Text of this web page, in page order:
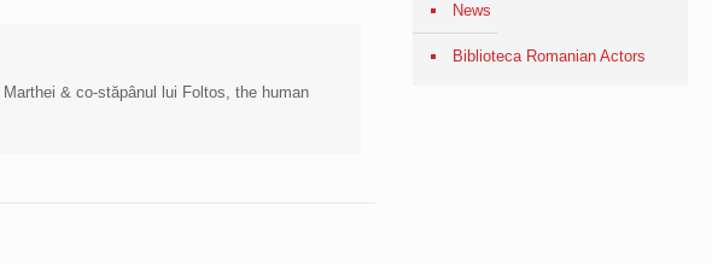
& co-stăpânul lui Foltos, the human
News
Biblioteca Romanian Actors